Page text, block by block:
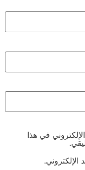
في هذا
الإلكتروني.